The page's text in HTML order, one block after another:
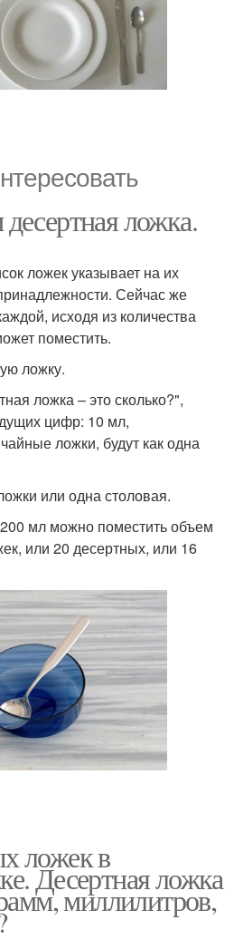
ложка.
ложек указывает на их
Сейчас же
исходя из количества
поместить.
ложку.
ложка – это сколько?",
цифр: 10 мл,
ложки, будут как одна
или одна столовая.
мл можно поместить объем
или 20 десертных, или 16
ложек в
Десертная ложка
миллилитров,